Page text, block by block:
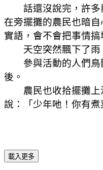
話還沒說完，許多
在旁擺攤的農民也暗
實語，會不會把事情搞
天空突然飄下了雨
參與活動的人們鳥
後。
農民也收拾擺攤上
說：「少年吔！你有煮
載入更多